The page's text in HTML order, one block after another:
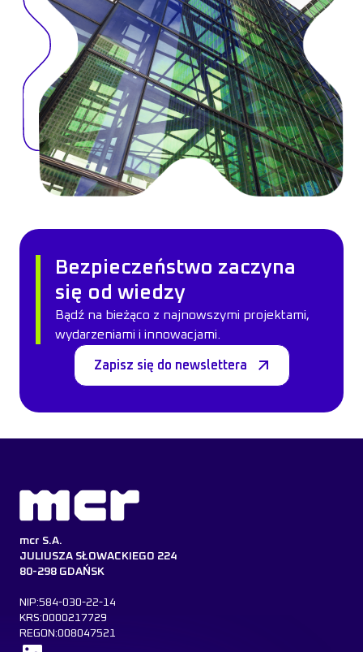
Bezpieczeństwo zaczyna
się od wiedzy
Bądź na bieżąco z najnowszymi projektami,
wydarzeniami i innowacjami.
Zapisz się do newslettera
mcr S.A.
JULIUSZA SŁOWACKIEGO 224
80-298 GDAŃSK
NIP:584-030-22-14
KRS:0000217729
REGON:008047521